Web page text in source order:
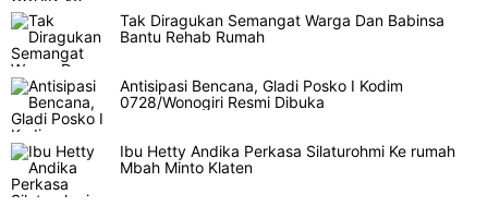
Tak Diragukan Semangat Warga Dan Babinsa
Bantu Rehab Rumah
Antisipasi Bencana, Gladi Posko I Kodim
0728/Wonogiri Resmi Dibuka
Ibu Hetty Andika Perkasa Silaturohmi Ke rumah
Mbah Minto Klaten